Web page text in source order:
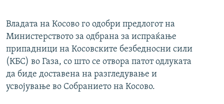
Владата на Косово го одобри предлогот на
Министерството за одбрана за испраќање
припадници на Косовските безбедносни сили
(КБС) во Газа, со што се отвора патот одлуката
да биде доставена на разгледување и
усвојување во Собранието на Косово.